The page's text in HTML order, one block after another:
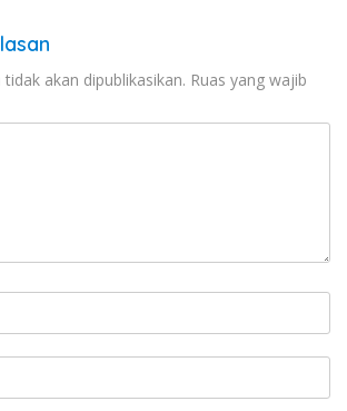
akan dipublikasikan. Ruas yang wajib